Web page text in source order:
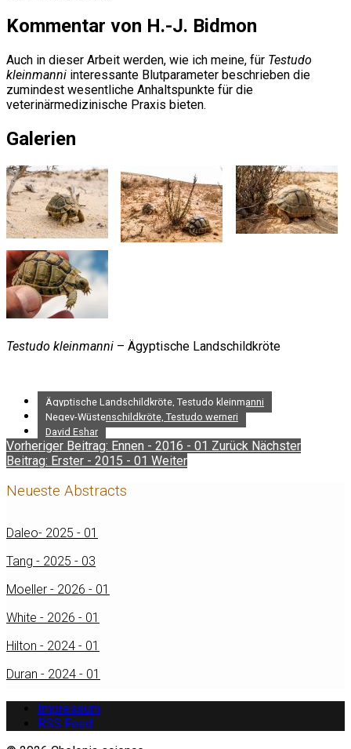
Kommentar von H.-J. Bidmon
Auch in dieser Arbeit werden, wie ich meine, für Testudo
kleinmanni interessante Blutparameter beschrieben die
zumindest wesentliche Anhaltspunkte für die
veterinärmedizinische Praxis bieten.
Galerien
Testudo kleinmanni – Ägyptische Landschildkröte
Ägyptische Landschildkröte, Testudo kleinmanni
Negev-Wüstenschildkröte, Testudo werneri
David Eshar
Vorheriger Beitrag: Ennen - 2016 - 01 Zurück Nächster
Beitrag: Erster - 2015 - 01 Weiter
Neueste Abstracts
Daleo- 2025 - 01
Tang - 2025 - 03
Moeller - 2026 - 01
White - 2026 - 01
Hilton - 2024 - 01
Duran - 2024 - 01
Impressum
RSS Feed